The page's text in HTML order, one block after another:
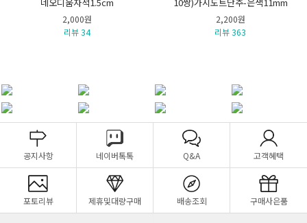
2,000원
리뷰 34
2,200원
리뷰 363
공지사항 네이버톡톡 Q&A 고객혜택
포토리뷰 제휴및대량구매 배송조회 구매사은품